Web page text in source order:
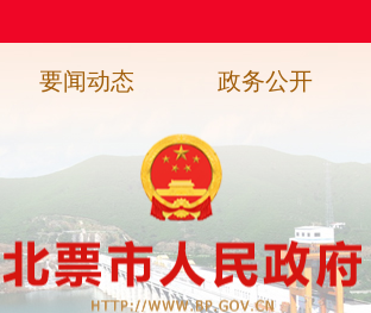
要闻动态 政务公开